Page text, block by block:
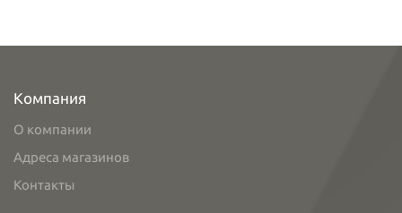
Компания
О компании
Адреса магазинов
Контакты